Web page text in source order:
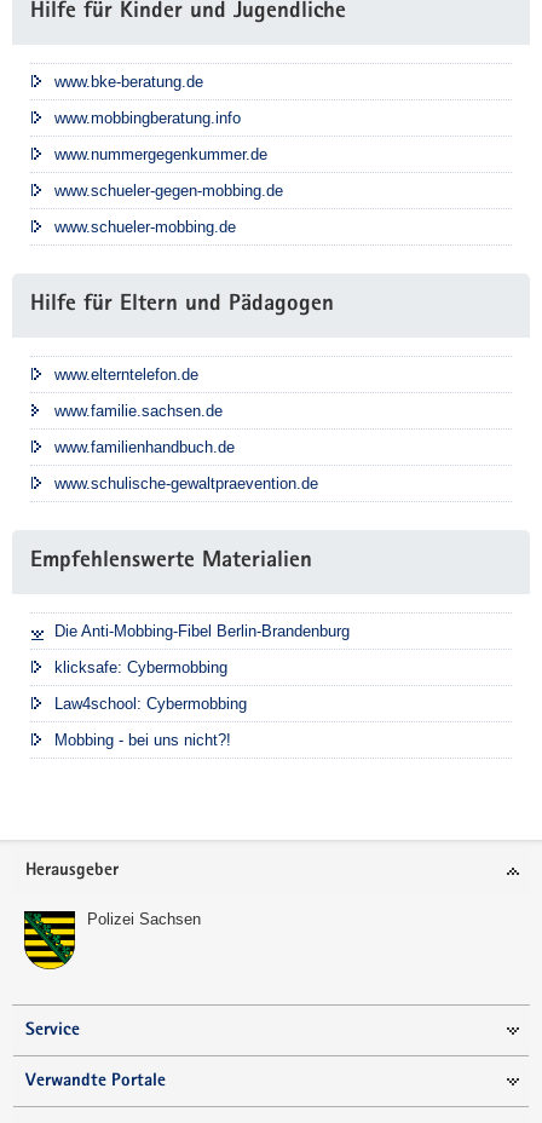
Information
Hilfe für Kinder und Jugendliche
www.bke-beratung.de
www.mobbingberatung.info
www.nummergegenkummer.de
www.schueler-gegen-mobbing.de
www.schueler-mobbing.de
Hilfe für Eltern und Pädagogen
www.elterntelefon.de
www.familie.sachsen.de
www.familienhandbuch.de
www.schulische-gewaltpraevention.de
Empfehlenswerte Materialien
Die Anti-Mobbing-Fibel Berlin-Brandenburg
klicksafe: Cybermobbing
Law4school: Cybermobbing
Mobbing - bei uns nicht?!
Footer-
Herausgeber
Polizei Sachsen
Service
Verwandte Portale